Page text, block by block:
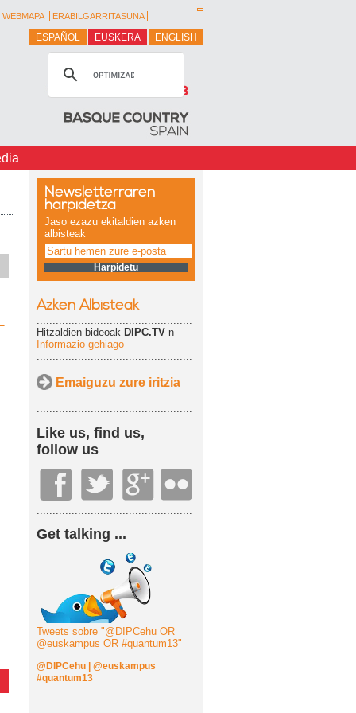
WEBMAPA ERABILGARRITASUNA
ESPAÑOL EUSKERA ENGLISH
Newsletterraren
harpidetza
Jaso ezazu ekitaldien azken
albisteak
Azken Albisteak
.................................................
Hitzaldien bideoak DIPC.TV n
Informazio gehiago
.................................................
Emaiguzu zure iritzia
.................................................
Like us, find us,
follow us
Get talking ...
Tweets sobre "@DIPCehu OR
@euskampus OR #quantum13"
@DIPCehu
@euskampus
#quantum13